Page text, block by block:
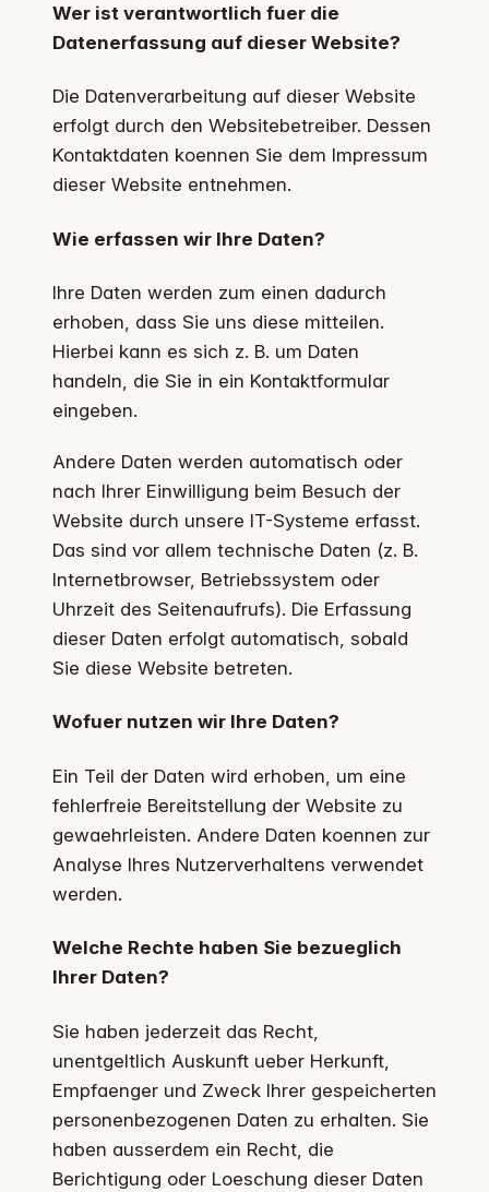
Wer ist verantwortlich fuer die
Datenerfassung auf dieser Website?
Die Datenverarbeitung auf dieser Website
erfolgt durch den Websitebetreiber. Dessen
Kontaktdaten koennen Sie dem Impressum
dieser Website entnehmen.
Wie erfassen wir Ihre Daten?
Ihre Daten werden zum einen dadurch
erhoben, dass Sie uns diese mitteilen.
Hierbei kann es sich z. B. um Daten
handeln, die Sie in ein Kontaktformular
eingeben.
Andere Daten werden automatisch oder
nach Ihrer Einwilligung beim Besuch der
Website durch unsere IT-Systeme erfasst.
Das sind vor allem technische Daten (z. B.
Internetbrowser, Betriebssystem oder
Uhrzeit des Seitenaufrufs). Die Erfassung
dieser Daten erfolgt automatisch, sobald
Sie diese Website betreten.
Wofuer nutzen wir Ihre Daten?
Ein Teil der Daten wird erhoben, um eine
fehlerfreie Bereitstellung der Website zu
gewaehrleisten. Andere Daten koennen zur
Analyse Ihres Nutzerverhaltens verwendet
werden.
Welche Rechte haben Sie bezueglich
Ihrer Daten?
Sie haben jederzeit das Recht,
unentgeltlich Auskunft ueber Herkunft,
Empfaenger und Zweck Ihrer gespeicherten
personenbezogenen Daten zu erhalten. Sie
haben ausserdem ein Recht, die
Berichtigung oder Loeschung dieser Daten